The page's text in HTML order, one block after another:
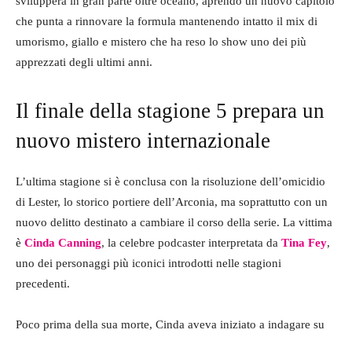
che punta a rinnovare la formula mantenendo intatto il mix di
umorismo, giallo e mistero che ha reso lo show uno dei più
apprezzati degli ultimi anni.
Il finale della stagione 5 prepara un
nuovo mistero internazionale
L’ultima stagione si è conclusa con la risoluzione dell’omicidio
di Lester, lo storico portiere dell’Arconia, ma soprattutto con un
nuovo delitto destinato a cambiare il corso della serie. La vittima
è Cinda Canning, la celebre podcaster interpretata da Tina Fey,
uno dei personaggi più iconici introdotti nelle stagioni
precedenti.
Poco prima della sua morte, Cinda aveva iniziato a indagare su